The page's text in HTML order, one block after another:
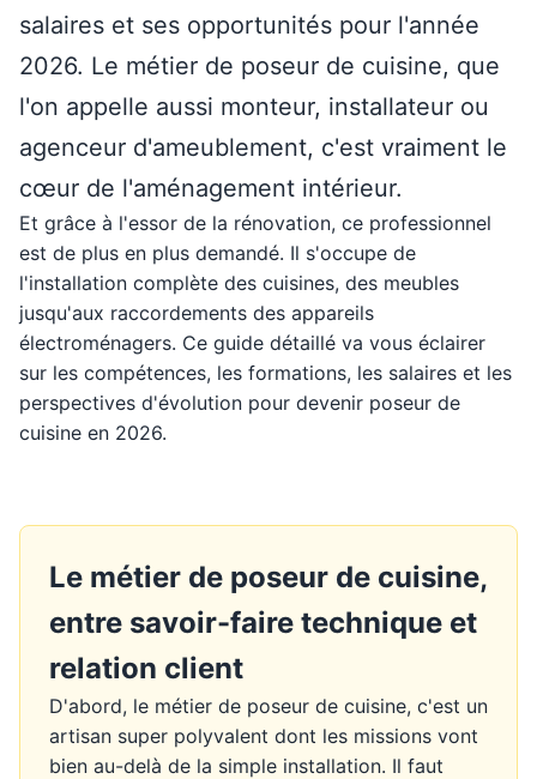
salaires et ses opportunités pour l'année
2026. Le métier de poseur de cuisine, que
l'on appelle aussi monteur, installateur ou
agenceur d'ameublement, c'est vraiment le
cœur de l'aménagement intérieur.
Et grâce à l'essor de la rénovation, ce professionnel
est de plus en plus demandé. Il s'occupe de
l'installation complète des cuisines, des meubles
jusqu'aux raccordements des appareils
électroménagers. Ce guide détaillé va vous éclairer
sur les compétences, les formations, les salaires et les
perspectives d'évolution pour devenir poseur de
cuisine en 2026.
Le métier de poseur de cuisine,
entre savoir-faire technique et
relation client
D'abord, le métier de poseur de cuisine, c'est un
artisan super polyvalent dont les missions vont
bien au-delà de la simple installation. Il faut